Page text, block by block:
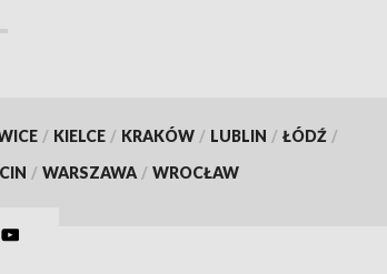
/ KIELCE / KRAKÓW / LUBLIN / ŁÓDŹ /
/ WARSZAWA / WROCŁAW